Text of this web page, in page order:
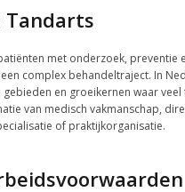
Tandarts
met onderzoek,
complex behandeltraject. In
en groeikernen waar
van medisch vakmanschap,
of praktijkorganisatie.